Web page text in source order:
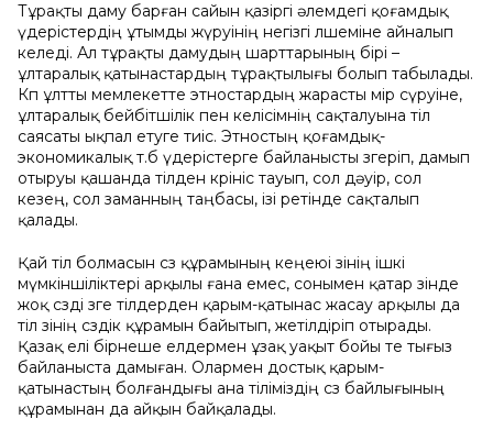
Тұрақты даму барған сайын қазіргі әлемдегі қоғамдық
үдерістердің ұтымды жүруінің негізгі өлшеміне айналып
келеді. Ал тұрақты дамудың шарттарының бірі –
ұлтаралық қатынастардың тұрақтылығы болып табылады.
Көп ұлтты мемлекетте этностардың жарасты өмір сүруіне,
ұлтаралық бейбітшілік пен келісімнің сақталуына тіл
саясаты ықпал етуге тиіс. Этностың қоғамдық-
экономикалық т.б үдерістерге байланысты өзгеріп, дамып
отыруы қашанда тілден көрініс тауып, сол дәуір, сол
кезең, сол заманның таңбасы, ізі ретінде сақталып
қалады.
Қай тіл болмасын сөз құрамының кеңеюі өзінің ішкі
мүмкіншіліктері арқылы ғана емес, сонымен қатар өзінде
жоқ сөзді өзге тілдерден қарым-қатынас жасау арқылы да
тіл өзінің сөздік құрамын байытып, жетілдіріп отырады.
Қазақ елі бірнеше елдермен ұзақ уақыт бойы өте тығыз
байланыста дамыған. Олармен достық қарым-
қатынастың болғандығы ана тіліміздің сөз байлығының
құрамынан да айқын байқалады.